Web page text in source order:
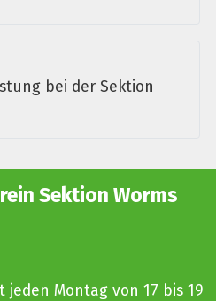
bei der Sektion
Sektion Worms
Montag von 17 bis 19